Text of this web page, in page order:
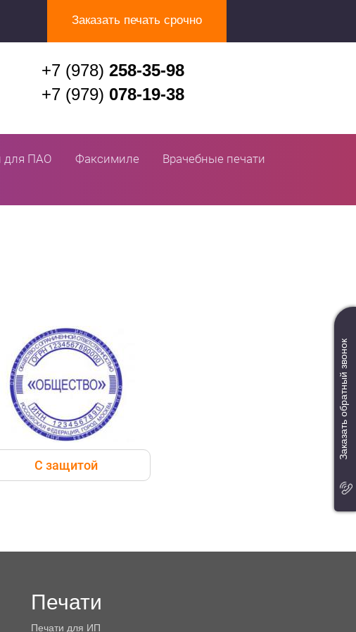
Заказать печать срочно
+7 (978) 258-35-98
+7 (979) 078-19-38
для ПАО Факсимиле Врачебные печати
С защитой
Печати
Печати для ИП
Заказать обратный звонок